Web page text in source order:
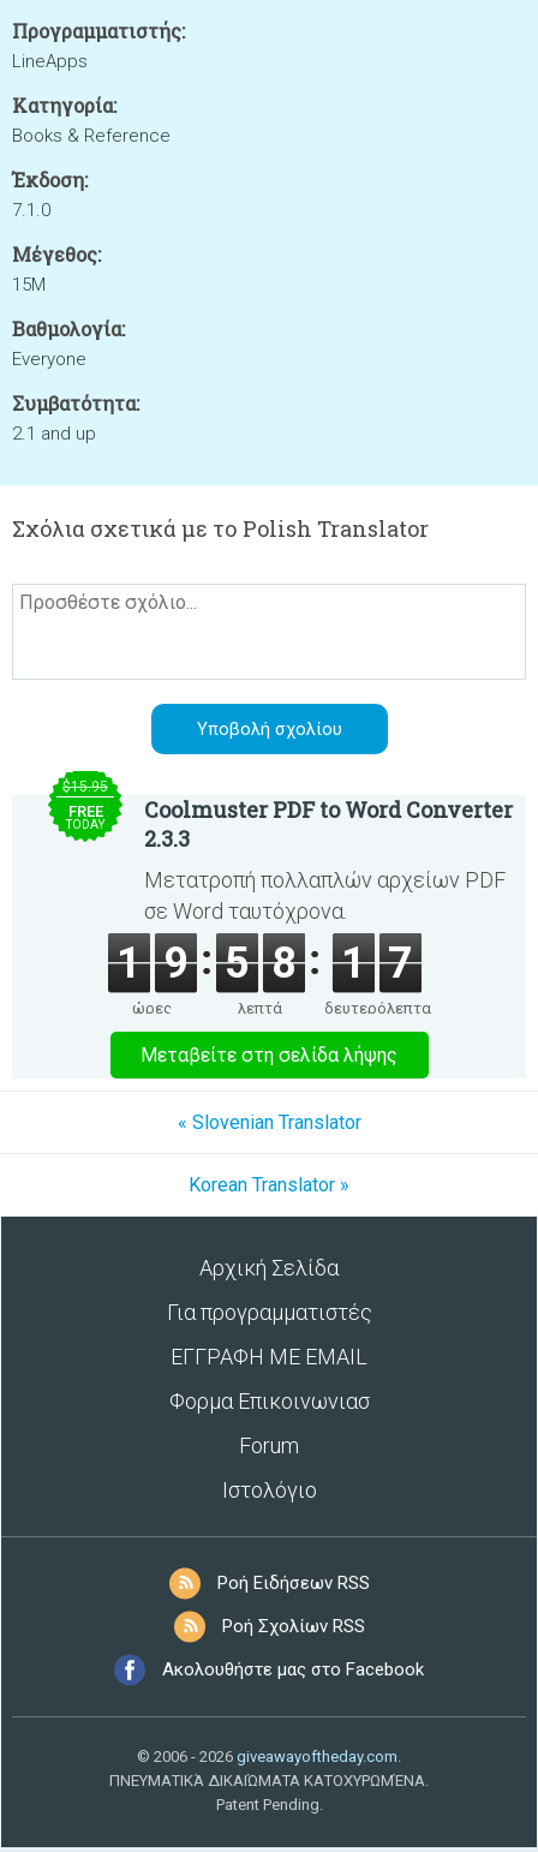
Προγραμματιστής:
LineApps
Κατηγορία:
Books & Reference
Έκδοση:
7.1.0
Μέγεθος:
15M
Βαθμολογία:
Everyone
Συμβατότητα:
2.1 and up
Σχόλια σχετικά με το Polish Translator
$15.95
FREE
TODAY
Coolmuster PDF to Word Converter
2.3.3
Μετατροπή πολλαπλών αρχείων PDF
σε Word ταυτόχρονα.
1 9
ώρες
5 8
λεπτά
1 7
δευτερόλεπτα
Μεταβείτε στη σελίδα λήψης
« Slovenian Translator
Korean Translator »
Αρχική Σελίδα
Για προγραμματιστές
ΕΓΓΡΑΦΗ ΜΕ EMAIL
Φορμα Επικοινωνιασ
Forum
Ιστολόγιο
Ροή Ειδήσεων RSS
Ροή Σχολίων RSS
Ακολουθήστε μας στο Facebook
© 2006 - 2026 giveawayoftheday.com.
ΠΝΕΥΜΑΤΙΚΆ ΔΙΚΑΙΏΜΑΤΑ ΚΑΤΟΧΥΡΩΜΈΝΑ.
Patent Pending.